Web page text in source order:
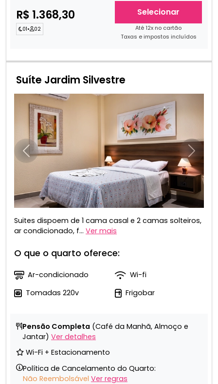
R$ 1.368,30
01• 02
Selecionar
Até 12x no cartão
Taxas e impostos incluídos
Suíte Jardim Silvestre
Anterior
Suites dispoem de 1 cama casal e 2 camas solteiros,
ar condicionado, f... Ver mais
O que o quarto oferece:
Ar-condicionado
Wi-fi
Tomadas 220v
Frigobar
Pensão Completa (Café da Manhã, Almoço e
Jantar) Ver detalhes
Wi-Fi + Estacionamento
Política de Cancelamento do Quarto:
Não Reembolsável Ver regras